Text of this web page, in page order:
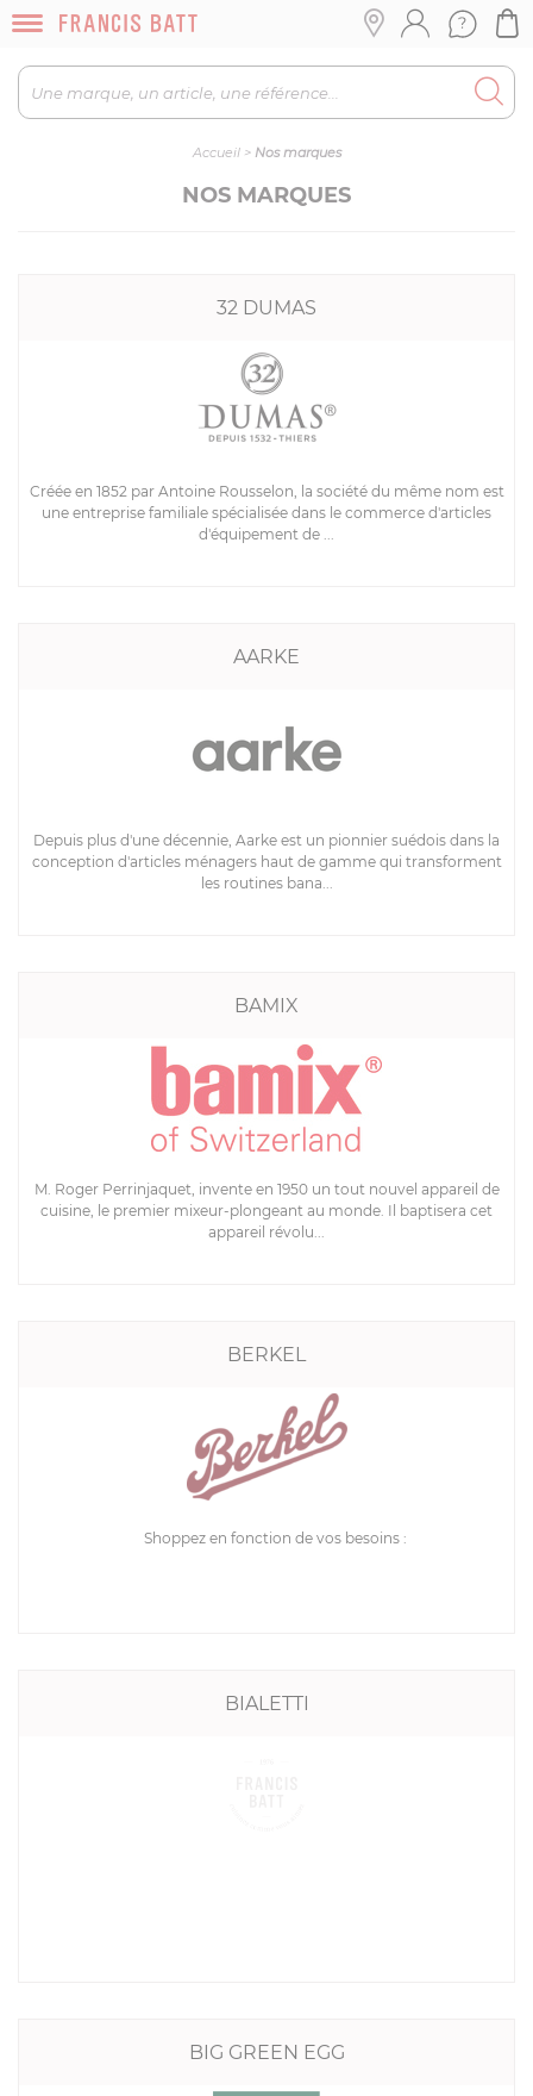
Accueil> Nos marques
NOS MARQUES
32 DUMAS
Créée en 1852 par Antoine Rousselon, la société du même nom est
une entreprise familiale spécialisée dans le commerce d'articles
d'équipement de ...
AARKE
Depuis plus d'une décennie, Aarke est un pionnier suédois dans la
conception d'articles ménagers haut de gamme qui transforment
les routines bana...
BAMIX
M. Roger Perrinjaquet, invente en 1950 un tout nouvel appareil de
cuisine, le premier mixeur-plongeant au monde. Il baptisera cet
appareil révolu...
BERKEL
Shoppez en fonction de vos besoins :
BIALETTI
BIG GREEN EGG